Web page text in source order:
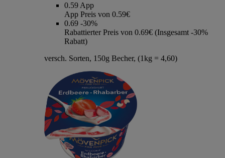
0.59 App
App Preis von 0.59€
0.69 -30%
Rabattierter Preis von 0.69€ (Insgesamt -30%
Rabatt)
versch. Sorten, 150g Becher, (1kg = 4,60)